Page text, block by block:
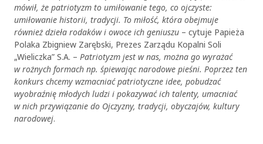
mówił, że patriotyzm to umiłowanie tego, co ojczyste:
umiłowanie historii, tradycji. To miłość, która obejmuje
również dzieła rodaków i owoce ich geniuszu– cytuje Papieża
Polaka Zbigniew Zarębski, Prezes Zarządu Kopalni Soli
„Wieliczka” S.A. – Patriotyzm jest w nas, można go wyrażać
w rożnych formach np. śpiewając narodowe pieśni. Poprzez ten
konkurs chcemy wzmacniać patriotyczne idee, pobudzać
wyobraźnię młodych ludzi i pokazywać ich talenty, umacniać
w nich przywiązanie do Ojczyzny, tradycji, obyczajów, kultury
narodowej.